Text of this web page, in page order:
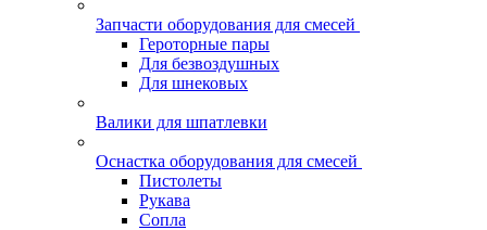
Запчасти оборудования для смесей
Героторные пары
Для безвоздушных
Для шнековых
Валики для шпатлевки
Оснастка оборудования для смесей
Пистолеты
Рукава
Сопла